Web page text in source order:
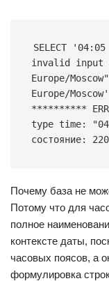
SELECT
invalid input
Europe/
Europe/
**********
type time:
состояние:
Почему база не
Потому что для
полное
контексте даты,
часовых поясов, а
формулировка